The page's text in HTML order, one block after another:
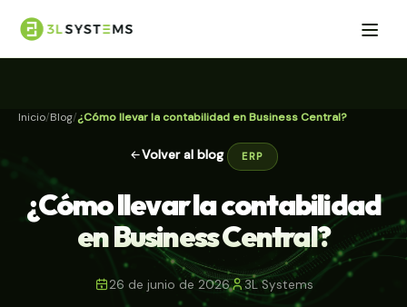
Inicio Blog ¿Cómo llevar la contabilidad en Business Central?
Volver al blog ERP
¿Cómo llevar la contabilidad
en Business Central?
26 de junio de 2026 3L Systems